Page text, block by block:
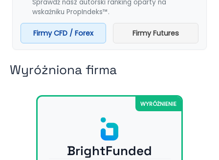
Sprawdź nasz autorski ranking oparty na
wskaźniku PropIndeks™.
Firmy CFD / Forex Firmy Futures
Wyróżniona firma
WYRÓŻNIENIE
BrightFunded